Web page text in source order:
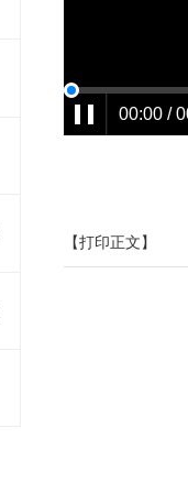
00:00 /
【打印正文】